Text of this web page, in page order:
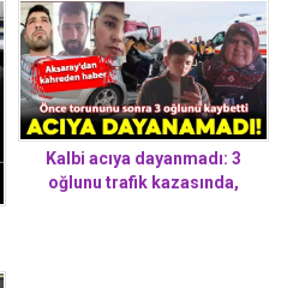
Kalbi acıya dayanmadı: 3
oğlunu trafik kazasında,